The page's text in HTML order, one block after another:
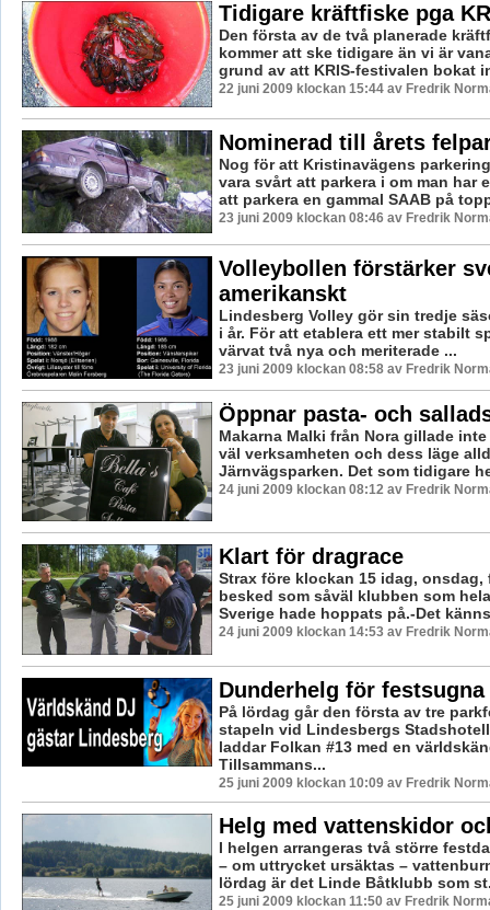
Tidigare kräftfiske pga
Den första av de två planerade
kommer att ske tidigare än vi är
grund av att KRIS-festivalen bokat
22 juni 2009 klockan 15:44 av Fredrik
Nominerad till årets
Nog för att Kristinavägens
vara svårt att parkera i om man har
att parkera en gammal SAAB på
23 juni 2009 klockan 08:46 av Fredrik
Volleybollen förstärker
amerikanskt
Lindesberg Volley gör sin tredje
i år. För att etablera ett mer stabilt
värvat två nya och meriterade ...
23 juni 2009 klockan 08:58 av Fredrik
Öppnar pasta- och
Makarna Malki från Nora gillade
väl verksamheten och dess läge
Järnvägsparken. Det som tidigare
24 juni 2009 klockan 08:12 av Fredrik
Klart för dragrace
Strax före klockan 15 idag, onsdag,
besked som såväl klubben som
Sverige hade hoppats på.-Det
24 juni 2009 klockan 14:53 av Fredrik
Dunderhelg för festsugna
På lördag går den första av tre
stapeln vid Lindesbergs
laddar Folkan #13 med en
Tillsammans...
25 juni 2009 klockan 10:09 av Fredrik
Helg med vattenskidor
I helgen arrangeras två större
– om uttrycket ursäktas –
lördag är det Linde Båtklubb som
25 juni 2009 klockan 11:50 av Fredrik